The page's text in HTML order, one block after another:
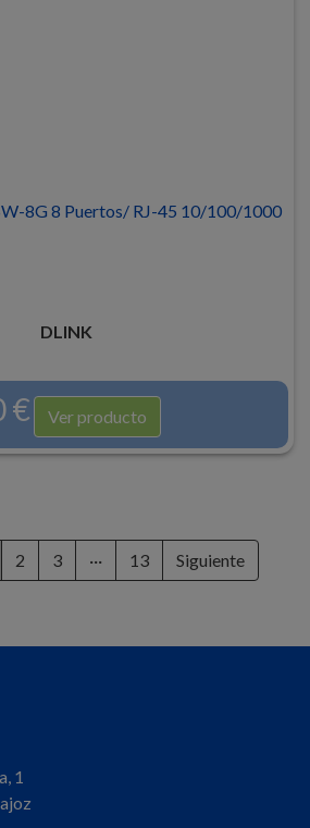
8G 8 Puertos/ RJ-45 10/100/1000
DLINK
€ Ver producto
2 3 ··· 13 Siguiente
1